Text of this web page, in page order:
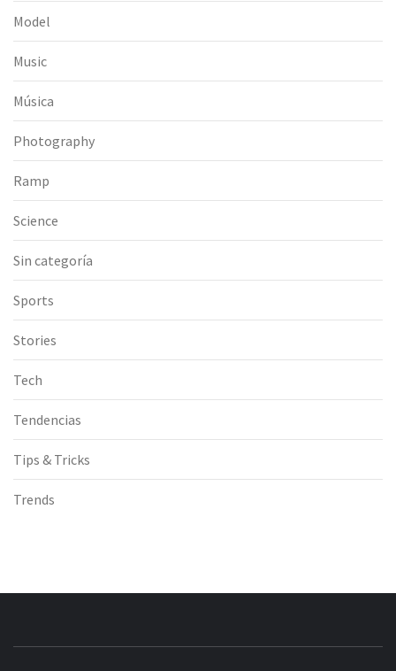
Model
Music
Música
Photography
Ramp
Science
Sin categoría
Sports
Stories
Tech
Tendencias
Tips & Tricks
Trends